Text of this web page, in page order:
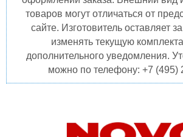
товаров могут отличаться от
сайте. Изготовитель оставляет
изменять текущую
дополнительного уведомления.
можно по телефону: +7 (495)